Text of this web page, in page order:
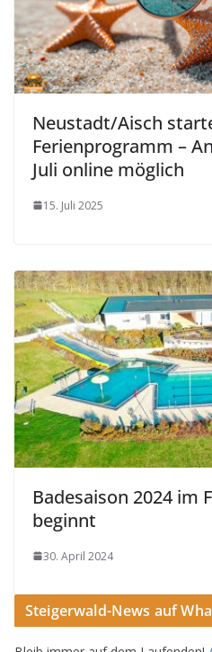
Neustadt/Aisch
Ferienprogramm –
Juli online möglich
15. Juli 2025
Badesaison 2024 im
beginnt
30. April 2024
Steigerwald-News auf